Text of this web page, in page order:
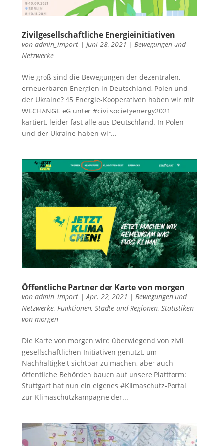
Zivilgesellschaftliche Energieinitiativen
von admin_import| Juni 28, 2021 | Bewegungen und
Netzwerke
Wie groß sind die Bewegungen der dezentralen,
erneuerbaren Energien in Deutschland, Polen und
der Ukraine? 45 Energie-Kooperativen haben wir mit
WECHANGE eG unter #civilsocietyenergy2021
kartiert, leider fast alle aus Deutschland. In Polen
und der Ukraine haben wir...
Öffentliche Partner der Karte von morgen
von admin_import|Apr. 22, 2021 | Bewegungen und
Netzwerke, Funktionen, Städte und Regionen, Statistiken
von morgen
Die Karte von morgen wird überwiegend von zivil
gesellschaftlichen Initiativen genutzt, um
Nachhaltigkeit sichtbar zu machen, aber auch
öffentliche Behörden bauen auf unsere Plattform:
Stuttgart hat nun ein eigenes #Klimaschutz-Portal
zur Klimaschutzkampagne der...